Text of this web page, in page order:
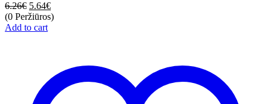
6.26€ 5.64€
(0 Peržiūros)
Add to cart